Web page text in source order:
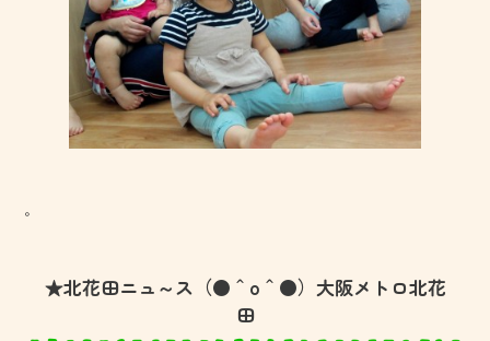
。
★北花田ニュ～ス（●＾o＾●）大阪メトロ北花
田